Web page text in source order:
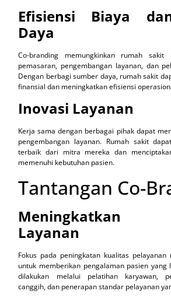
Efisiensi Biaya
Daya
Co-branding memungkinkan rumah
pemasaran, pengembangan layanan, dan
Dengan berbagi sumber daya, rumah sakit
finansial dan meningkatkan efisiensi
Inovasi Layanan
Kerja sama dengan berbagai pihak dapat
pengembangan layanan. Rumah sakit
terbaik dari mitra mereka dan
memenuhi kebutuhan pasien.
Tantangan Co-
Meningkatkan
Layanan
Fokus pada peningkatan kualitas
untuk memberikan pengalaman pasien yang
dilakukan melalui pelatihan karyawan,
canggih, dan penerapan standar pelayanan